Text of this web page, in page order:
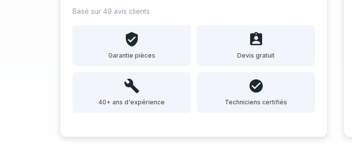
Basé sur 49 avis clients
Garantie pièces Devis gratuit
40+ ans d'expérience Techniciens certifiés